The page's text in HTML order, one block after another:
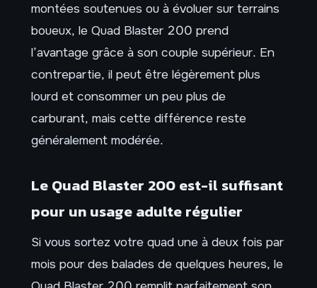
montées soutenues ou à évoluer sur terrains
boueux, le Quad Blaster 200 prend
l’avantage grâce à son couple supérieur. En
contrepartie, il peut être légèrement plus
lourd et consommer un peu plus de
carburant, mais cette différence reste
généralement modérée.
Le Quad Blaster 200 est-il suffisant
pour un usage adulte régulier
Si vous sortez votre quad une à deux fois par
mois pour des balades de quelques heures, le